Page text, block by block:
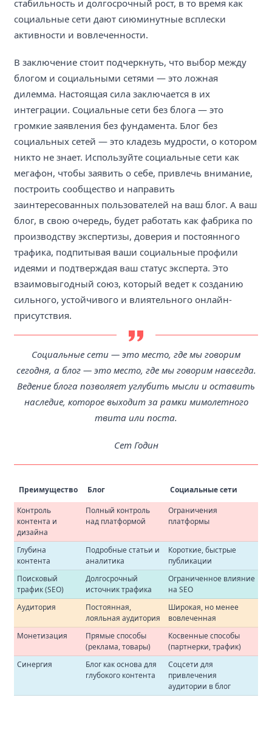
стабильность и долгосрочный рост, в то время как
социальные сети дают сиюминутные всплески
активности и вовлеченности.
В заключение стоит подчеркнуть, что выбор между
блогом и социальными сетями — это ложная
дилемма. Настоящая сила заключается в их
интеграции. Социальные сети без блога — это
громкие заявления без фундамента. Блог без
социальных сетей — это кладезь мудрости, о котором
никто не знает. Используйте социальные сети как
мегафон, чтобы заявить о себе, привлечь внимание,
построить сообщество и направить
заинтересованных пользователей на ваш блог. А ваш
блог, в свою очередь, будет работать как фабрика по
производству экспертизы, доверия и постоянного
трафика, подпитывая ваши социальные профили
идеями и подтверждая ваш статус эксперта. Это
взаимовыгодный союз, который ведет к созданию
сильного, устойчивого и влиятельного онлайн-
присутствия.
Социальные сети — это место, где мы говорим
сегодня, а блог — это место, где мы говорим навсегда.
Ведение блога позволяет углубить мысли и оставить
наследие, которое выходит за рамки мимолетного
твита или поста.
Сет Годин
Преимущество Блог
Социальные сети
Контроль
контента и
дизайна
Полный контроль
над платформой
Ограничения
платформы
Глубина
контента
Подробные статьи и
аналитика
Короткие, быстрые
публикации
Поисковый
трафик (SEO)
Долгосрочный
источник трафика
Ограниченное влияние
на SEO
Аудитория
Постоянная,
лояльная аудитория
Широкая, но менее
вовлеченная
Монетизация
Прямые способы
(реклама, товары)
Косвенные способы
(партнерки, трафик)
Синергия
Блог как основа для
глубокого контента
Соцсети для
привлечения
аудитории в блог